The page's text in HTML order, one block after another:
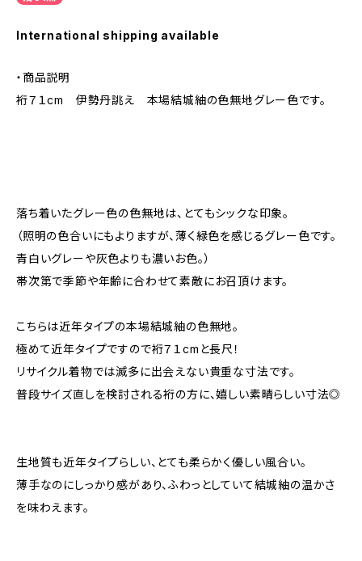
International shipping available
・商品説明
裄７１cm 伊勢丹誂え 本場結城紬の色無地グレー色です。
落ち着いたグレー色の色無地は、とてもシックな印象。
（照明の色合いにもよりますが、薄く緑色を感じるグレー色です。
青白いグレーや灰色よりも濃いお色。）
帯次第で季節や年齢に合わせて素敵にお召頂けます。
こちらは近年タイプの本場結城紬の色無地。
極めて近年タイプですので裄７１cmと長尺！
リサイクル着物では滅多に出会えない貴重な寸法です。
普段サイズ直しを検討される裄の方に、嬉しい素晴らしい寸法◎
生地質も近年タイプらしい、とても柔らかく優しい風合い。
薄手なのにしっかり感があり、ふわっとしていて結城紬の温かさ
を味わえます。